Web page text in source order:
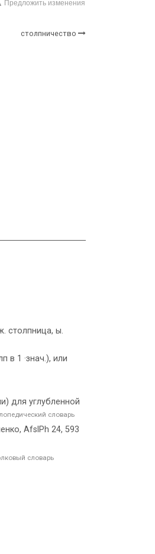
Предложить изменения
столпничество
столпница, ы.
в 1 ·знач.), или
для углубленной
словарь
AfslPh 24, 593
словарь